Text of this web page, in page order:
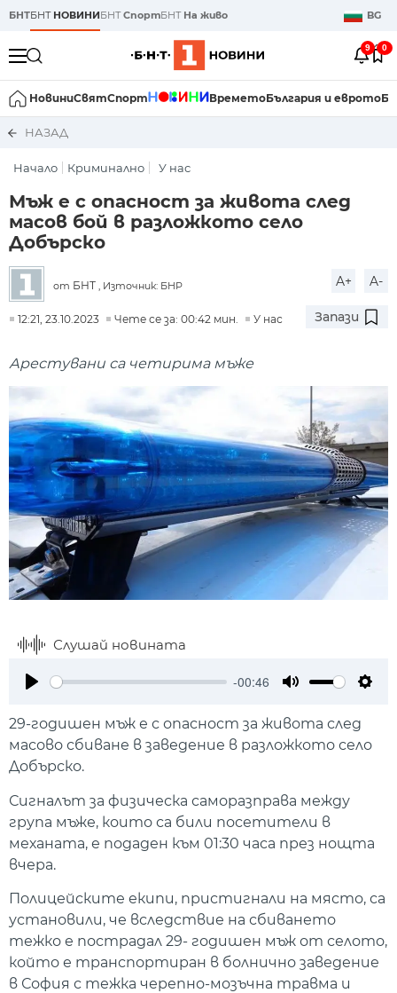
БНТБНТ НОВИНИБНТСпортБНТ На живо BG
9 0
НовиниСвятСпорт ВреметоБългария и еврото
НАЗАД
Начало Криминално У нас
Мъж е с опасност за живота след
масов бой в разложкото село
Добърско
от БНТ , Източник: БНР A+ A-
12:21, 23.10.2023 Чете се за: 00:42 мин. У нас Запази
Арестувани са четирима мъже
Слушай новината
-00:46
29-годишен мъж е с опасност за живота след
масово сбиване в заведение в разложкото село
Добърско.
Сигналът за физическа саморазправа между
група мъже, които са били посетители в
механата, е подаден към 01:30 часа през нощта
вчера.
Полицейските екипи, пристигнали на място, са
установили, че вследствие на сбиването
тежко е пострадал 29- годишен мъж от селото,
който е транспортиран в болнично заведение
в София с тежка черепно-мозъчна травма и